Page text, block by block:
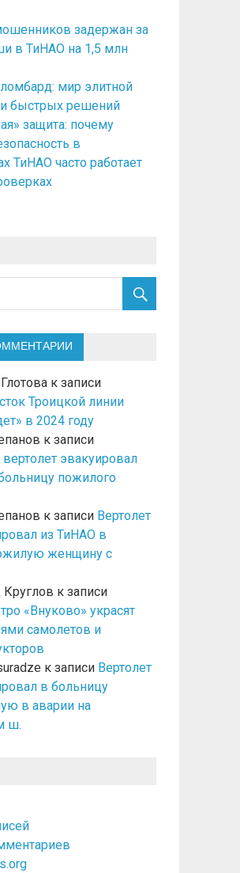
задержан за
в ТиНАО на 1,5 млн
мир элитной
быстрых решений
защита: почему
в
ТиНАО часто работает
к записи
Троицкой линии
в 2024 году
к записи
эвакуировал
пожилого
к записи Вертолет
из ТиНАО в
женщину с
Круглов к записи
«Внуково» украсят
самолетов и
к записи Вертолет
в больницу
в аварии на
ш.